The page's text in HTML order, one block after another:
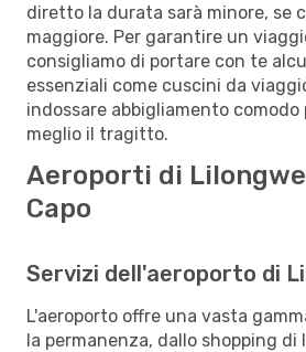
diretto la durata sarà minore, se
maggiore. Per garantire un
consigliamo di portare con te
essenziali come cuscini da
indossare abbigliamento
meglio il tragitto.
Aeroporti di
Capo
Servizi dell'aeroporto di
L'aeroporto offre una vasta
la permanenza, dallo shopping di